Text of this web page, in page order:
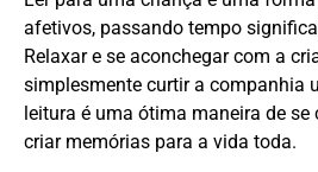
afetivos, passando tempo
Relaxar e se aconchegar com a
simplesmente curtir a companhia
leitura é uma ótima maneira de se
criar memórias para a vida toda.